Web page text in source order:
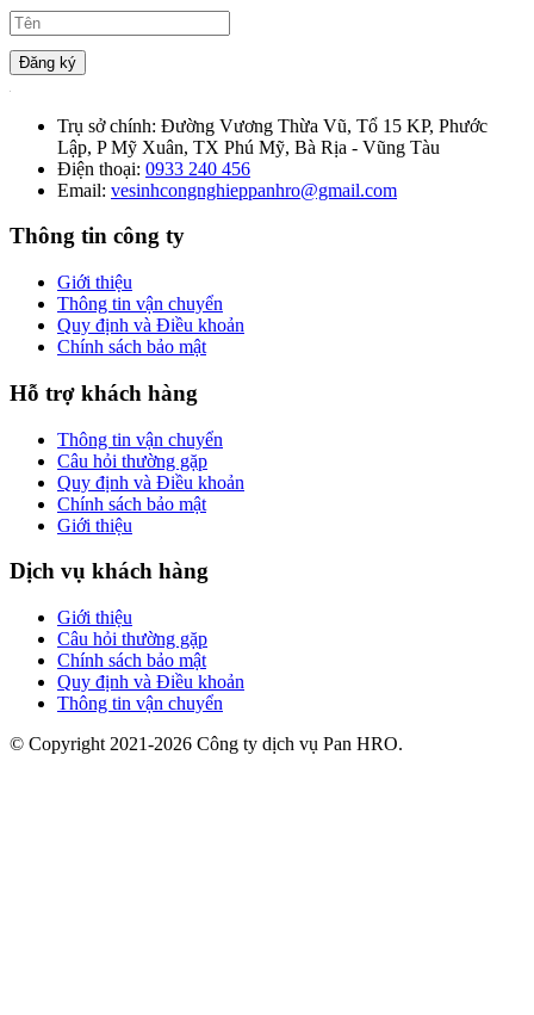
Đăng ký
Trụ sở chính: Đường Vương Thừa Vũ, Tổ 15 KP, Phước
Lập, P Mỹ Xuân, TX Phú Mỹ, Bà Rịa - Vũng Tàu
Điện thoại: 0933 240 456
Email: vesinhcongnghieppanhro@gmail.com
Thông tin công ty
Giới thiệu
Thông tin vận chuyển
Quy định và Điều khoản
Chính sách bảo mật
Hỗ trợ khách hàng
Thông tin vận chuyển
Câu hỏi thường gặp
Quy định và Điều khoản
Chính sách bảo mật
Giới thiệu
Dịch vụ khách hàng
Giới thiệu
Câu hỏi thường gặp
Chính sách bảo mật
Quy định và Điều khoản
Thông tin vận chuyển
© Copyright 2021-2026 Công ty dịch vụ Pan HRO.